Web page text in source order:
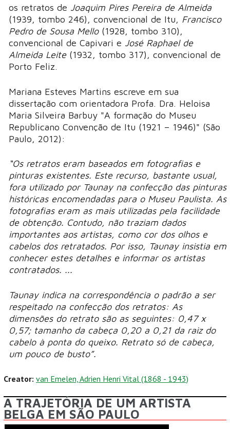
os retratos de Joaquim Pires Pereira de Almeida
(1939, tombo 246), convencional de Itu, Francisco
Pedro de Sousa Mello(1928, tombo 310),
convencional de Capivari e José Raphael de
Almeida Leite(1932, tombo 317), convencional de
Porto Feliz.
Mariana Esteves Martins escreve em sua
dissertação com orientadora Profa. Dra. Heloisa
Maria Silveira Barbuy "A formação do Museu
Republicano Convenção de Itu (1921 – 1946)" (São
Paulo, 2012):
“Os retratos eram baseados em fotografias e
pinturas existentes. Este recurso, bastante usual,
fora utilizado por Taunay na confecção das pinturas
históricas encomendadas para o Museu Paulista. As
fotografias eram as mais utilizadas pela facilidade
de obtenção. Contudo, não traziam dados
importantes aos artistas, como cor dos olhos e
cabelos dos retratados. Por isso, Taunay insistia em
conhecer estes detalhes e informar os artistas
contratados. ...
Taunay indica na correspondência o padrão a ser
respeitado na confecção dos retratos: As
dimensões do retrato são as seguintes: 0,47 x
0,57; tamanho da cabeça 0,20 a 0,21 da raiz do
cabelo à ponta do queixo. Retrato só de cabeça,
um pouco de busto”.
Creator: van Emelen, Adrien Henri Vital (1868 - 1943)
A TRAJETÓRIA DE UM ARTISTA
BELGA EM SÃO PAULO